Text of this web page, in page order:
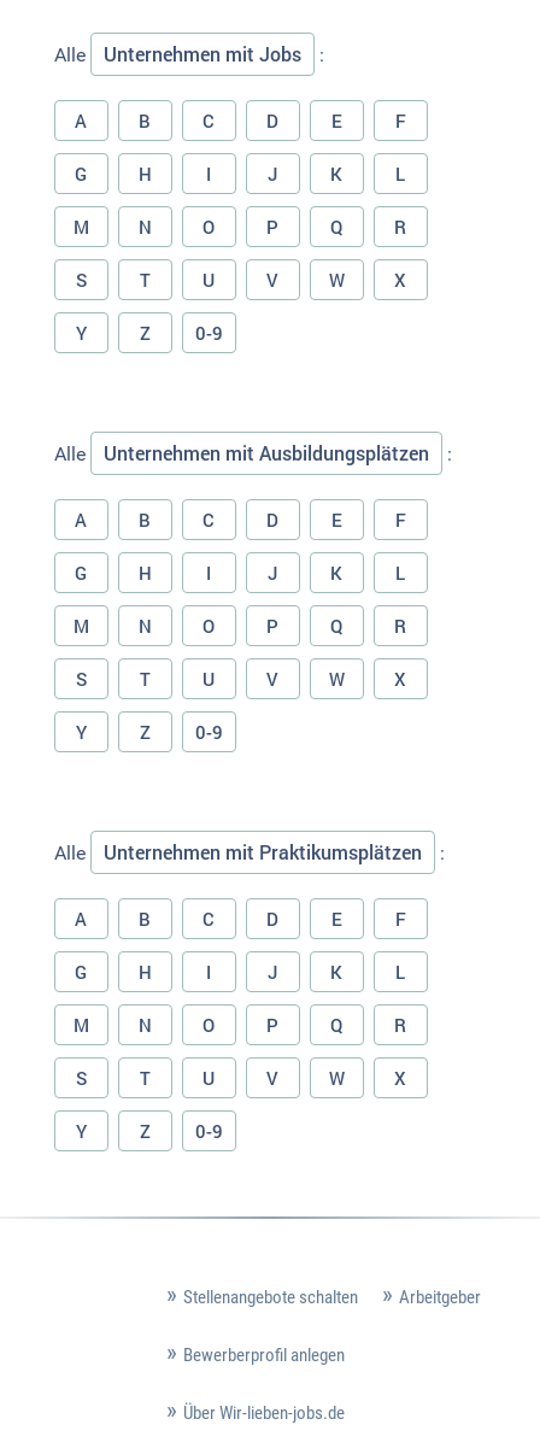
Alle Unternehmen mit Jobs :
A B C D E F
G H I J K L
M N O P Q R
S T U V W X
Y Z 0-9
Alle Unternehmen mit Ausbildungsplätzen :
A B C D E F
G H I J K L
M N O P Q R
S T U V W X
Y Z 0-9
Alle Unternehmen mit Praktikumsplätzen :
A B C D E F
G H I J K L
M N O P Q R
S T U V W X
Y Z 0-9
Stellenangebote schalten Arbeitgeber
Bewerberprofil anlegen
Über Wir-lieben-jobs.de